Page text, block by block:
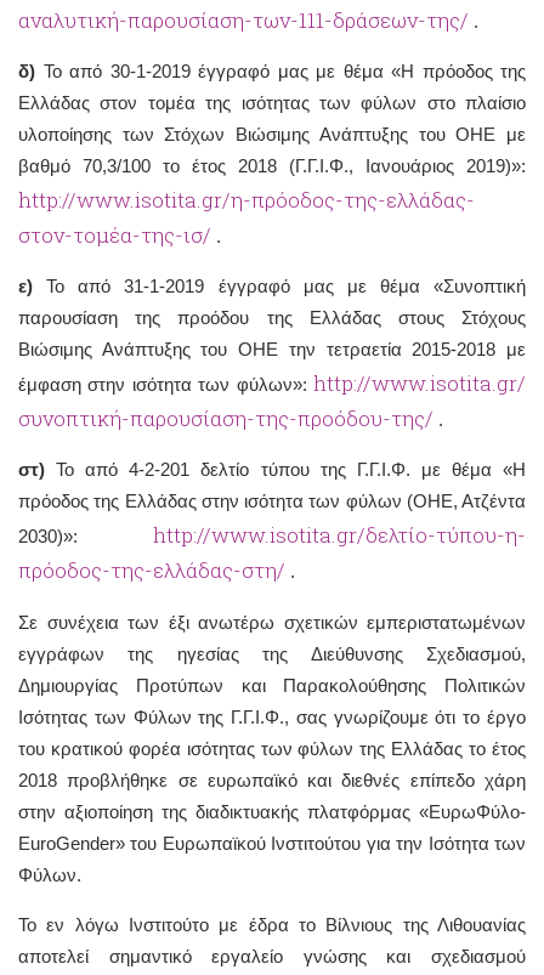
αναλυτική-παρουσίαση-των-111-δράσεων-της/ .
δ) Το από 30-1-2019 έγγραφό μας με θέμα «Η πρόοδος της
Ελλάδας στον τομέα της ισότητας των φύλων στο πλαίσιο
υλοποίησης των Στόχων Βιώσιμης Ανάπτυξης του ΟΗΕ με
βαθμό 70,3/100 το έτος 2018 (Γ.Γ.Ι.Φ., Ιανουάριος 2019)»:
http://www.isotita.gr/η-πρόοδος-της-ελλάδας-
στον-τομέα-της-ισ/ .
ε) Το από 31-1-2019 έγγραφό μας με θέμα «Συνοπτική
παρουσίαση της προόδου της Ελλάδας στους Στόχους
Βιώσιμης Ανάπτυξης του ΟΗΕ την τετραετία 2015-2018 με
έμφαση στην ισότητα των φύλων»: http://www.isotita.gr/
συνοπτική-παρουσίαση-της-προόδου-της/ .
στ) Το από 4-2-201 δελτίο τύπου της Γ.Γ.Ι.Φ. με θέμα «Η
πρόοδος της Ελλάδας στην ισότητα των φύλων (ΟΗΕ, Ατζέντα
2030)»: http://www.isotita.gr/δελτίο-τύπου-η-
πρόοδος-της-ελλάδας-στη/ .
Σε συνέχεια των έξι ανωτέρω σχετικών εμπεριστατωμένων
εγγράφων της ηγεσίας της Διεύθυνσης Σχεδιασμού,
Δημιουργίας Προτύπων και Παρακολούθησης Πολιτικών
Ισότητας των Φύλων της Γ.Γ.Ι.Φ., σας γνωρίζουμε ότι το έργο
του κρατικού φορέα ισότητας των φύλων της Ελλάδας το έτος
2018 προβλήθηκε σε ευρωπαϊκό και διεθνές επίπεδο χάρη
στην αξιοποίηση της διαδικτυακής πλατφόρμας «ΕυρωΦύλο-
EuroGender» του Ευρωπαϊκού Ινστιτούτου για την Ισότητα των
Φύλων.
Το εν λόγω Ινστιτούτο με έδρα το Βίλνιους της Λιθουανίας
αποτελεί σημαντικό εργαλείο γνώσης και σχεδιασμού